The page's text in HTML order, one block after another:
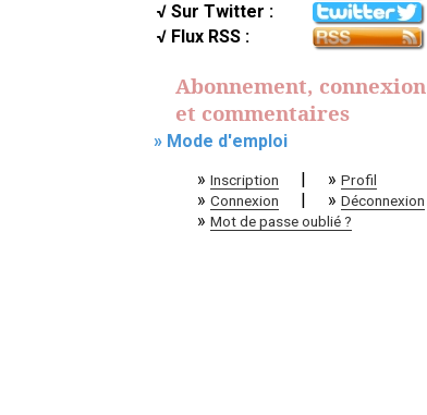
√ Sur Twitter :
√ Flux RSS :
Abonnement, connexion
et commentaires
» Mode d'emploi
» Inscription » Profil
» Connexion » Déconnexion
» Mot de passe oublié ?